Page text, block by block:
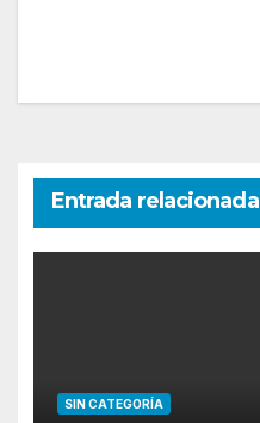
Entrada relacionada
SIN CATEGORÍA